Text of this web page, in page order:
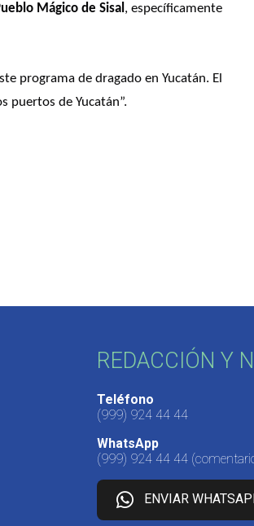
Mágico de Sisal , específicamente
programa de dragado en Yucatán. El
puertos de Yucatán”.
REDACCIÓN Y
Teléfono
(999) 924 44 44
WhatsApp
(999) 924 44 44
ENVIAR